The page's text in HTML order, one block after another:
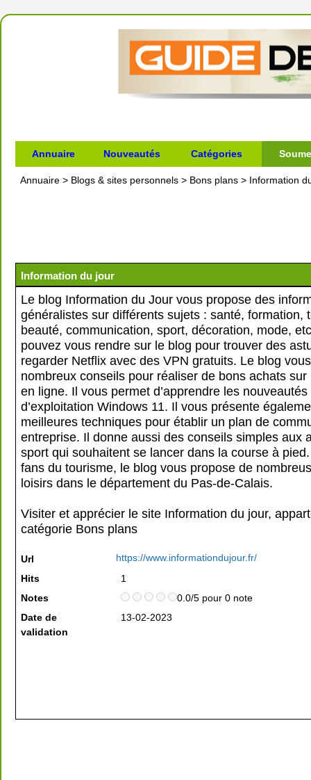
Annuaire Nouveautés Catégories
Annuaire > Blogs & sites personnels > Bons plans > Information
Information du jour
Le blog Information du Jour vous propose des
généralistes sur différents sujets : santé, formation,
beauté, communication, sport, décoration, mode,
pouvez vous rendre sur le blog pour trouver des
regarder Netflix avec des VPN gratuits. Le blog
nombreux conseils pour réaliser de bons achats
en ligne. Il vous permet d’apprendre les
d’exploitation Windows 11. Il vous présente
meilleures techniques pour établir un plan de
entreprise. Il donne aussi des conseils simples aux
sport qui souhaitent se lancer dans la course à
fans du tourisme, le blog vous propose de
loisirs dans le département du Pas-de-Calais.
Visiter et apprécier le site Information du jour,
catégorie Bons plans
Url
https://www.informationdujour.fr/
Hits
1
Notes
0.0/5 pour 0 note
Date de
validation
13-02-2023